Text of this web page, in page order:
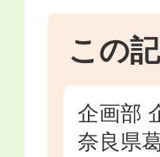
この
企画部
奈良県